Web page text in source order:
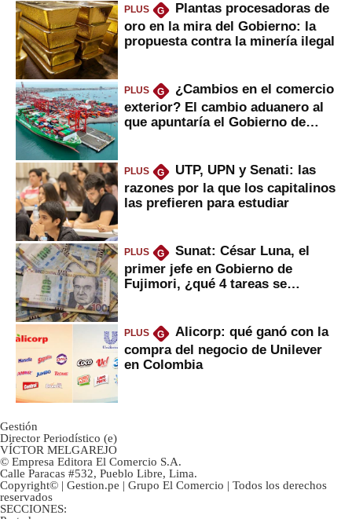
PLUS G
Plantas procesadoras de
oro en la mira del Gobierno: la
propuesta contra la minería ilegal
PLUS G
¿Cambios en el comercio
exterior? El cambio aduanero al
que apuntaría el Gobierno de
PLUS G
UTP, UPN y Senati: las
razones por la que los capitalinos
las prefieren para estudiar
PLUS G
Sunat: César Luna, el
primer jefe en Gobierno de
Fujimori, ¿qué 4 tareas se
PLUS G
Alicorp: qué ganó con la
compra del negocio de Unilever
en Colombia
Gestión
Director Periodístico (e)
VÍCTOR MELGAREJO
© Empresa Editora El Comercio S.A.
Calle Paracas #532, Pueblo Libre, Lima.
Copyright© | Gestion.pe | Grupo El Comercio | Todos los derechos
reservados
SECCIONES: